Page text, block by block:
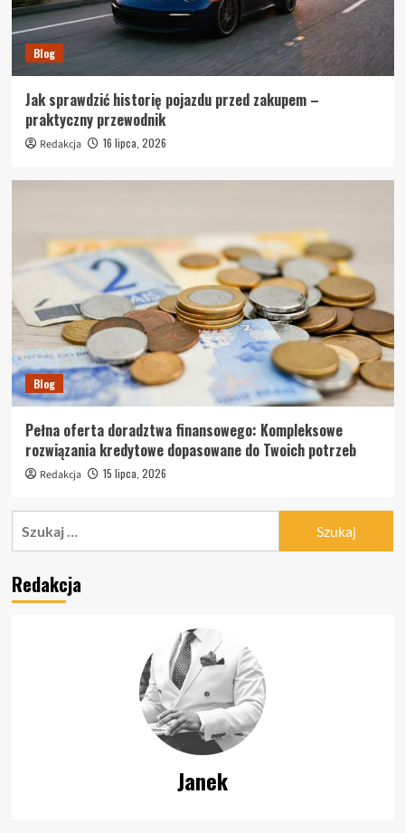
Blog
Jak sprawdzić historię pojazdu przed zakupem –
praktyczny przewodnik
Redakcja 16 lipca, 2026
Blog
Pełna oferta doradztwa finansowego: Kompleksowe
rozwiązania kredytowe dopasowane do Twoich potrzeb
Redakcja 15 lipca, 2026
Redakcja
Janek